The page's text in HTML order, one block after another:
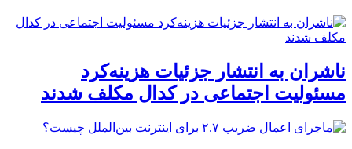
ناشران به انتشار جزئیات هزینه‌کرد
مسئولیت اجتماعی در کدال مکلف شدند